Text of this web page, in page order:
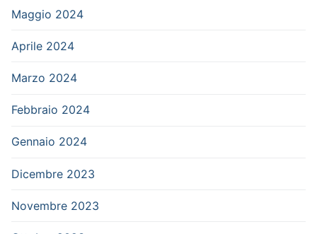
Maggio 2024
Aprile 2024
Marzo 2024
Febbraio 2024
Gennaio 2024
Dicembre 2023
Novembre 2023